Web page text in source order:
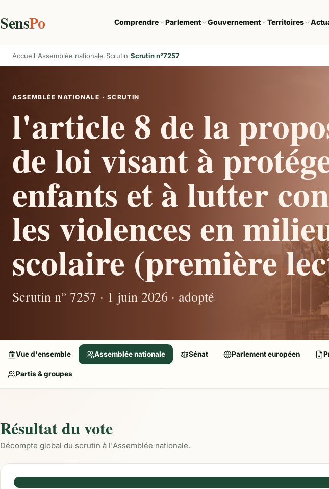
SensPo Comprendre Parlement Gouvernement Territoires
Accueil Assemblée nationale Scrutin Scrutin n°7257
ASSEMBLÉE NATIONALE · SCRUTIN
l'article 8 de la
de loi visant à
enfants et à lutter
les violences en
scolaire (première
Scrutin n° 7257 · 1 juin 2026 · adopté
Vue d'ensemble Assemblée nationale Sénat Parlement européen
Partis & groupes
Résultat du vote
Décompte global du scrutin à l'Assemblée nationale.